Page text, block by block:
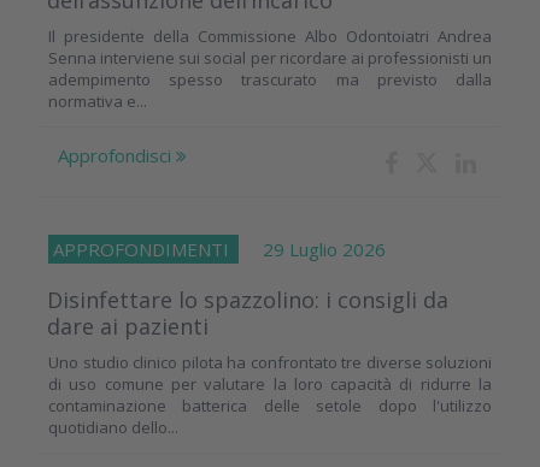
Il presidente della Commissione Albo Odontoiatri Andrea
Senna interviene sui social per ricordare ai professionisti un
adempimento spesso trascurato ma previsto dalla
normativa e...
Approfondisci
APPROFONDIMENTI 29 Luglio 2026
Disinfettare lo spazzolino: i consigli da
dare ai pazienti
Uno studio clinico pilota ha confrontato tre diverse soluzioni
di uso comune per valutare la loro capacità di ridurre la
contaminazione batterica delle setole dopo l'utilizzo
quotidiano dello...